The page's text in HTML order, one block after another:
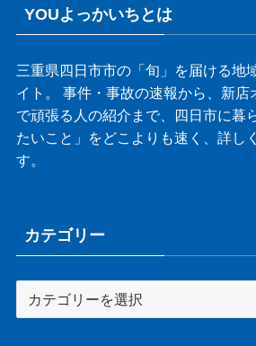
YOUよっかいちとは
三重県四日市市の「旬」を届ける地
イト。 事件・事故の速報から、新店
で頑張る人の紹介まで、四日市に暮
たいこと」をどこよりも速く、詳し
す。
カテゴリー
テ